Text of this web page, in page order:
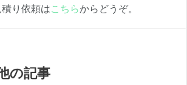
り依頼はこちらからどうぞ。
の記事